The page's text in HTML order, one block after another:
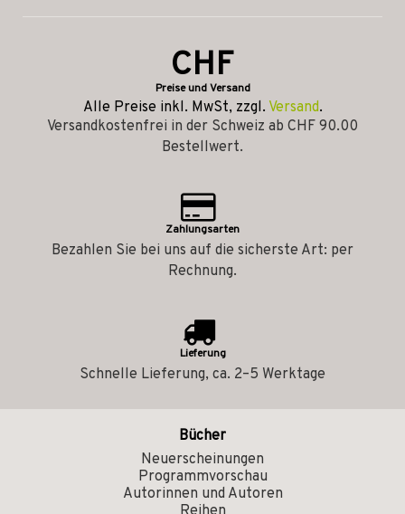
CHF
Preise und Versand
Alle Preise inkl. MwSt, zzgl. Versand.
Versandkostenfrei in der Schweiz ab CHF 90.00
Bestellwert.
Zahlungsarten
Bezahlen Sie bei uns auf die sicherste Art: per
Rechnung.
Lieferung
Schnelle Lieferung, ca. 2–5 Werktage
Bücher
Neuerscheinungen
Programmvorschau
Autorinnen und Autoren